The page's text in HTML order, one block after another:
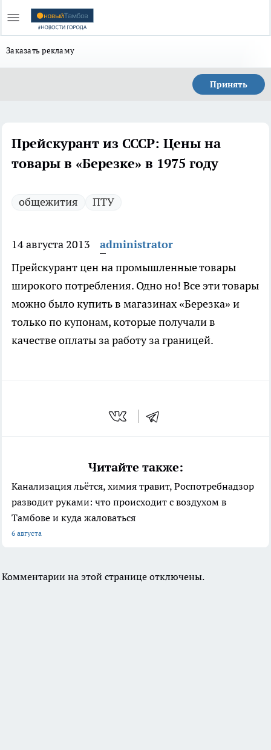
Заказать рекламу
Принять
Прейскурант из СССР: Цены на
товары в «Березке» в 1975 году
общежития ПТУ
14 августа 2013
administrator
Прейскурант цен на промышленные товары
широкого потребления. Одно но! Все эти товары
можно было купить в магазинах «Березка» и
только по купонам, которые получали в
качестве оплаты за работу за границей.
Читайте также:
Канализация льётся, химия травит, Роспотребнадзор
разводит руками: что происходит с воздухом в
Тамбове и куда жаловаться
6 августа
Комментарии на этой странице отключены.